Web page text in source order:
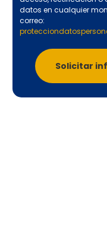
datos en cualquier
correo:
Solicitar